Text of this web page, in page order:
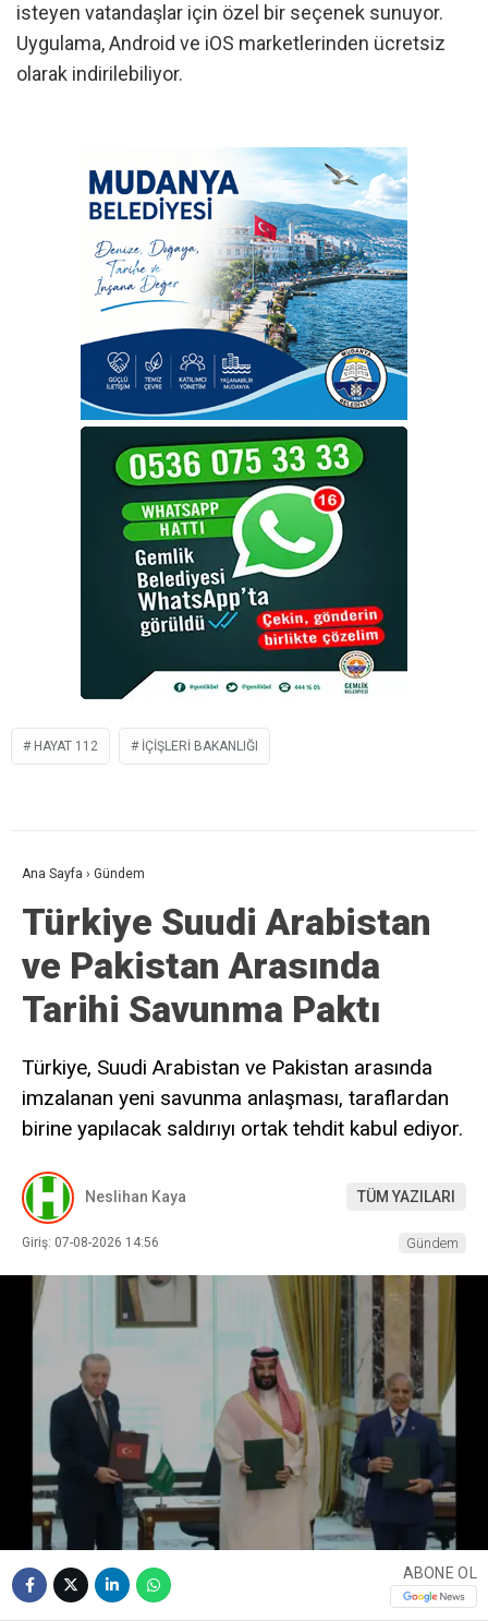
isteyen vatandaşlar için özel bir seçenek sunuyor.
Uygulama, Android ve iOS marketlerinden ücretsiz
olarak indirilebiliyor.
HAYAT 112 IÇIŞLERI BAKANLIĞI
Ana Sayfa › Gündem
Türkiye Suudi Arabistan
ve Pakistan Arasında
Tarihi Savunma Paktı
Türkiye, Suudi Arabistan ve Pakistan arasında
imzalanan yeni savunma anlaşması, taraflardan
birine yapılacak saldırıyı ortak tehdit kabul ediyor.
Neslihan Kaya TÜM YAZILARI
Giriş: 07-08-2026 14:56 Gündem
ABONE OL